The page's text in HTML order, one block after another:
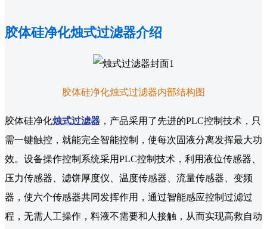
胶体硅净化烛式过滤器介绍
胶体硅净化烛式过滤器内部结构图
胶体硅净化烛式过滤器 ，产品采用了先进的PLC控制技术，只
需一键触控，就能完全智能控制，使每次固液分离发挥最大功
效。设备操作控制系统采用PLC控制技术，利用液位传感器、
压力传感器、滤饼厚度仪、温度传感器、流量传感器、变频
器，使六个传感器共同发挥作用，通过智能感应控制过滤过
程，无需人工操作，料液不需要和人接触，从而实现高救自动